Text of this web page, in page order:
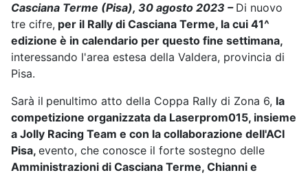
Casciana Terme (Pisa), 30 agosto 2023 – Di nuovo
tre cifre, per il Rally di Casciana Terme, la cui 41^
edizione è in calendario per questo fine settimana,
interessando l'area estesa della Valdera, provincia di
Pisa.
Sarà il penultimo atto della Coppa Rally di Zona 6, la
competizione organizzata da Laserprom015, insieme
a Jolly Racing Team e con la collaborazione dell'ACI
Pisa, evento, che conosce il forte sostegno delle
Amministrazioni di Casciana Terme, Chianni e